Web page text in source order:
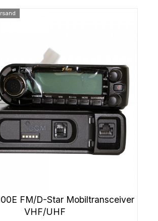
FM/D-Star Mobiltransceiver
VHF/UHF